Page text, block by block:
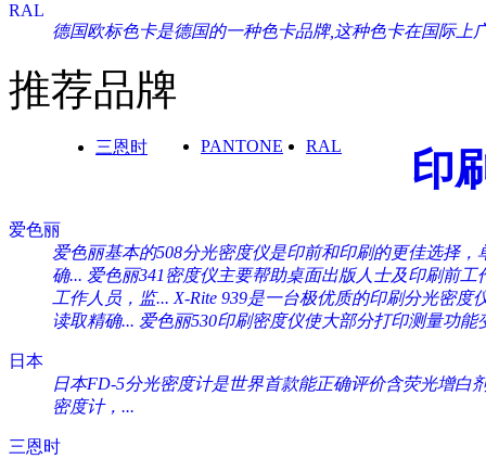
RAL
德国欧标色卡是德国的一种色卡品牌,这种色卡在国际上
推荐品牌
三恩时 PANTONE RAL 印
爱色丽
爱色丽基本的508分光密度仪是印前和印刷的更佳选择，
确... 爱色丽341密度仪主要帮助桌面出版人士及印刷前工
工作人员，监... X-Rite 939是一台极优质的印刷分光密度
读取精确... 爱色丽530印刷密度仪使大部分打印测量功能
日本
日本FD-5分光密度计是世界首款能正确评价含荧光增白
密度计，...
三恩时